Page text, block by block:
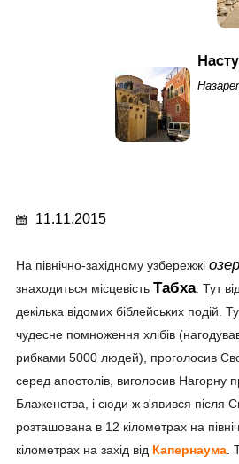
11.11.2015
На північно-західному узбережжі
знаходиться місцевість Табха. Тут
декілька відомих біблейських подій.
чудесне помноження хлібів
рибками 5000 людей), проголосив
серед апостолів, виголосив Нагорну
Блаженства, і сюди ж з'явився після
розташована в 12 кілометрах на північ
кілометрах на захід від Капернаума .